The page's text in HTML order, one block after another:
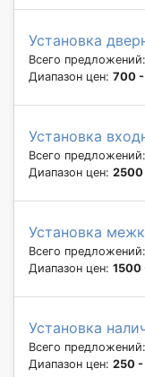
Установка
Всего предложений:
Диапазон цен: 700
Установка
Всего предложений:
Диапазон цен:
Установка
Всего предложений:
Диапазон цен: 1500
Установка
Всего предложений:
Диапазон цен: 250